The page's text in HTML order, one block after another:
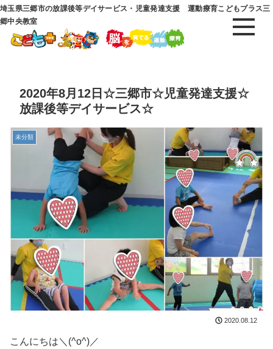
埼玉県三郷市の放課後等デイサービス・児童発達支援 運動療育こどもプラス三
郷中央教室
2020年8月12日☆三郷市☆児童発達支援☆
放課後等デイサービス☆
未分類
2020.08.12
こんにちは＼(^o^)／